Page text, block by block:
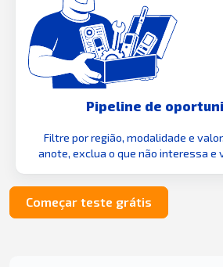
Pipeline de
Filtre por região, modalidade e
anote, exclua o que não interessa e
Começar teste grátis